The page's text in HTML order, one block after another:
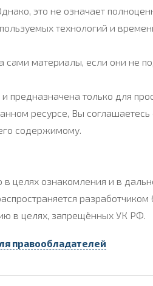
это не означает
технологий и
материалы, если они не
только для
ресурсе, Вы
содержимому.
целях ознакомления и в
разработчиком
в целях, запрещённых УК РФ.
правообладателей